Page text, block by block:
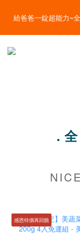
給爸爸一錠超能力~
盛夏的餐桌，一定少
．
感恩特價再回饋